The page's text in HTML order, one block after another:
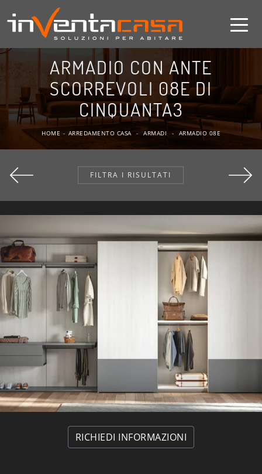
ARMADIO CON ANTE
SCORREVOLI 08E DI
CINQUANTA3
HOME - ARREDAMENTO CASA - ARMADI - ARMADIO 08E
FILTRA I RISULTATI
RICHIEDI INFORMAZIONI